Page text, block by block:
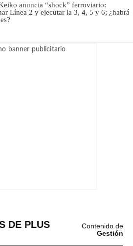
anuncia “shock” ferroviario:
Línea 2 y ejecutar la 3, 4, 5 y 6; ¿habrá
DE PLUS
Contenido de
Gestión